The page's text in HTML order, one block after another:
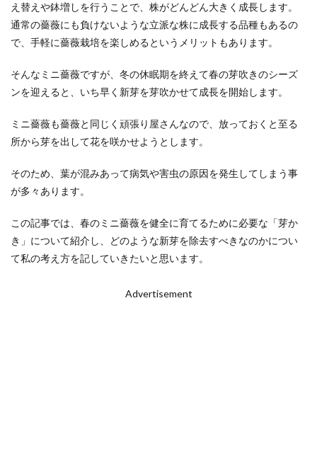
え替えや鉢増しを行うことで、株がどんどん大きく成長します。
通常の薔薇にも負けないような立派な株に成長する品種もあるの
で、手軽に薔薇栽培を楽しめるというメリットもあります。
そんなミニ薔薇ですが、冬の休眠期を終えて春の芽吹きのシーズ
ンを迎えると、いち早く新芽を芽吹かせて成長を開始します。
ミニ薔薇も薔薇と同じく頑張り屋さんなので、放っておくと至る
所から芽を出して花を咲かせようとします。
そのため、葉が混みあって病気や害虫の原因を発生してしまう事
が多々あります。
この記事では、春のミニ薔薇を健全に育てるために必要な「芽か
き」について紹介し、どのような新芽を除去すべきなのかについ
て私の考え方を記していきたいと思います。
Advertisement